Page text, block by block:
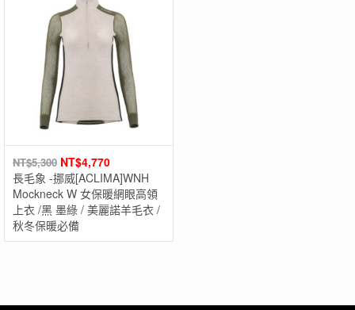
NT$5,300 NT$4,770
長毛象 -挪威[ACLIMA]WNH
Mockneck W 女保暖網眼高領
上衣 /黑 墨綠 / 美麗諾羊毛衣 /
秋冬保暖必備